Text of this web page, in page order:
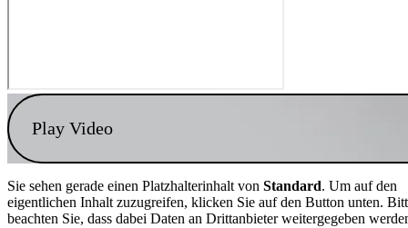
Play Video
Sie sehen gerade einen Platzhalterinhalt von Standard. Um auf den
eigentlichen Inhalt zuzugreifen, klicken Sie auf den Button unten.
beachten Sie, dass dabei Daten an Drittanbieter weitergegeben